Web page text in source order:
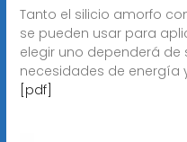
Tanto el silicio amorfo
se pueden usar para
elegir uno dependerá de
necesidades de energía
[pdf]